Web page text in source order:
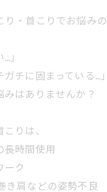
り・首こりでお悩み
」
ガチに固まっている…」
みはありませんか？
りは、
長時間使用
ーク
き肩などの姿勢不良